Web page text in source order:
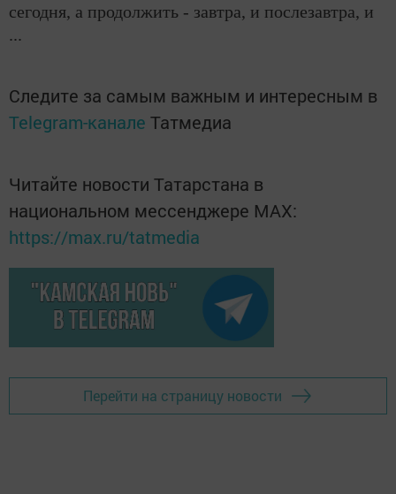
сегодня, а продолжить - завтра, и послезавтра, и
...
Следите за самым важным и интересным в
Telegram-канале Татмедиа
Читайте новости Татарстана в
национальном мессенджере MАХ:
https://max.ru/tatmedia
Перейти на страницу новости